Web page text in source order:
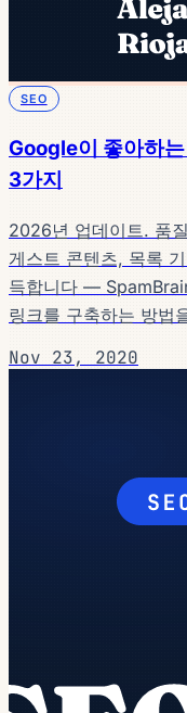
SEO
Google이 좋아하
3가지
2026년 업데이트. 품
게스트 콘텐츠, 목록
득합니다 —
링크를 구축하는 방법
Nov 23, 2020